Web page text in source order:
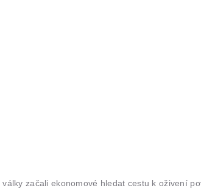
začali ekonomové hledat cestu k oživení